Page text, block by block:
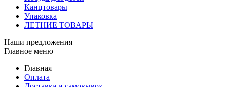
Канцтовары
Упаковка
ЛЕТНИЕ ТОВАРЫ
Наши предложения
Главное меню
Главная
Оплата